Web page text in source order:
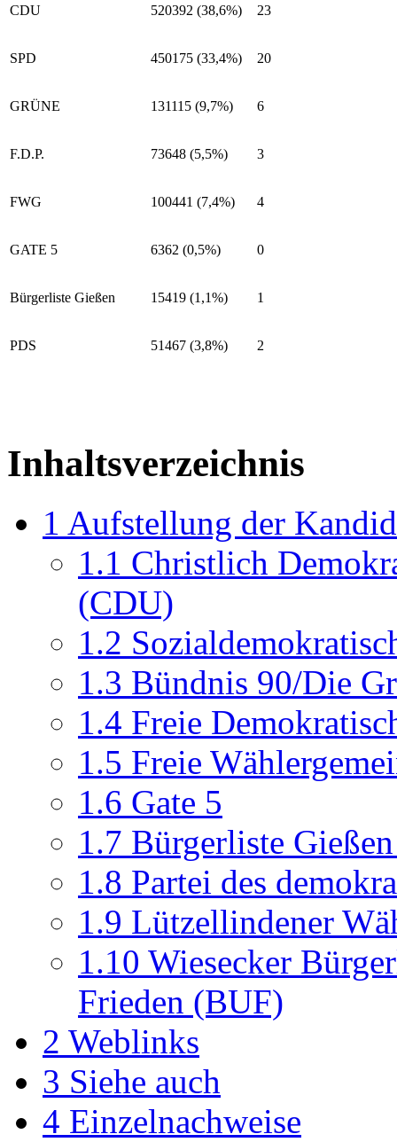
CDU 520392 (38,6%) 23
SPD 450175 (33,4%) 20
GRÜNE 131115 (9,7%) 6
F.D.P. 73648 (5,5%) 3
FWG 100441 (7,4%) 4
GATE 5 6362 (0,5%) 0
Bürgerliste Gießen 15419 (1,1%) 1
PDS 51467 (3,8%) 2
Inhaltsverzeichnis
1 Aufstellung der
1.1 Christlich
(CDU)
1.2
1.3 Bündnis 90/Die
1.4 Freie
1.5 Freie
1.6 Gate 5
1.7 Bürgerliste
1.8 Partei des
1.9 Lützellindener
1.10 Wiesecker
Frieden (BUF)
2 Weblinks
3 Siehe auch
4 Einzelnachweise